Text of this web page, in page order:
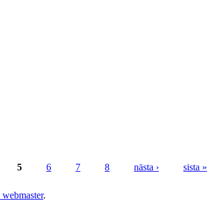
5 6 7 8 nästa › sista »
webmaster.